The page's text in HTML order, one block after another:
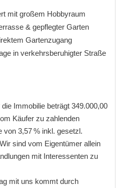
mit großem Hobbyraum
& gepflegter Garten
Gartenzugang
in verkehrsberuhigter Straße
Immobilie beträgt 349.000,00
Käufer zu zahlenden
von 3,57 % inkl. gesetzl.
sind vom Eigentümer allein
mit Interessenten zu
mit uns kommt durch